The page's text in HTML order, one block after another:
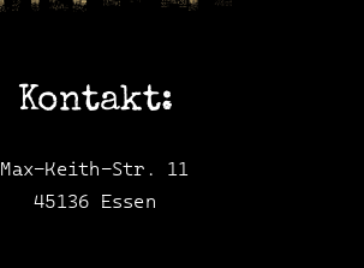
Kontakt:
Max-Keith-Str. 11
45136 Essen